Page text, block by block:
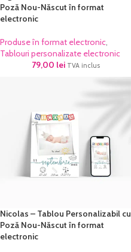
Poză Nou-Născut în format
electronic
Produse în format electronic,
Tablouri personalizate electronic
79,00 lei TVA inclus
Nicolas – Tablou Personalizabil cu
Poză Nou-Născut în format
electronic